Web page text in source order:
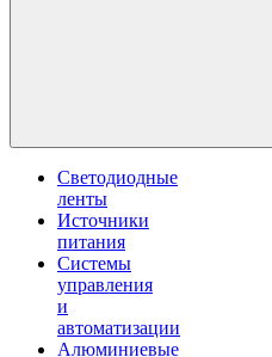
Светодиодные
ленты
Источники
питания
Системы
управления
и
автоматизации
Алюминиевые